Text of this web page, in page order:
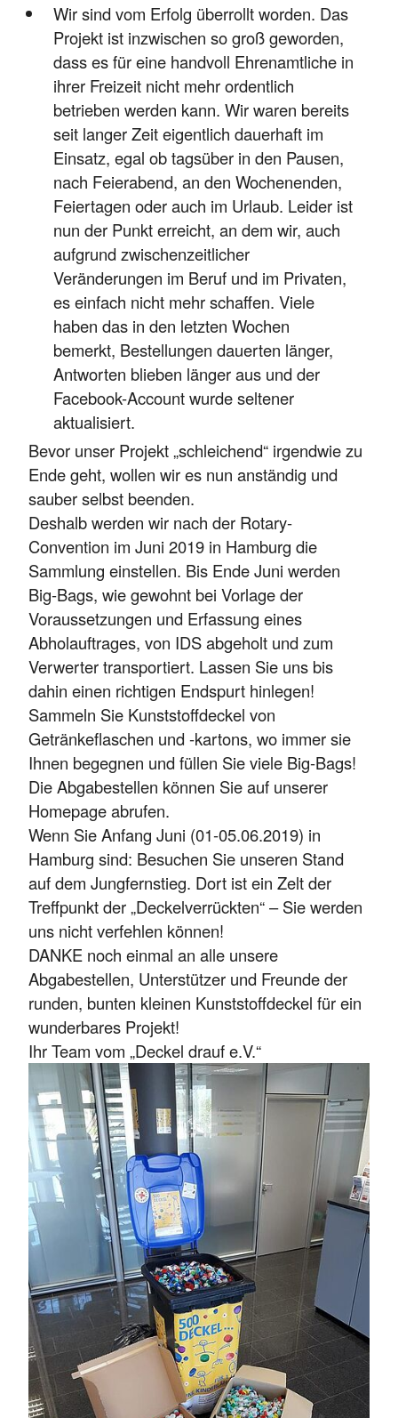
Wir sind vom Erfolg überrollt worden. Das
Projekt ist inzwischen so groß geworden,
dass es für eine handvoll Ehrenamtliche in
ihrer Freizeit nicht mehr ordentlich
betrieben werden kann. Wir waren bereits
seit langer Zeit eigentlich dauerhaft im
Einsatz, egal ob tagsüber in den Pausen,
nach Feierabend, an den Wochenenden,
Feiertagen oder auch im Urlaub. Leider ist
nun der Punkt erreicht, an dem wir, auch
aufgrund zwischenzeitlicher
Veränderungen im Beruf und im Privaten,
es einfach nicht mehr schaffen. Viele
haben das in den letzten Wochen
bemerkt, Bestellungen dauerten länger,
Antworten blieben länger aus und der
Facebook-Account wurde seltener
aktualisiert.
Bevor unser Projekt „schleichend“ irgendwie zu
Ende geht, wollen wir es nun anständig und
sauber selbst beenden.
Deshalb werden wir nach der Rotary-
Convention im Juni 2019 in Hamburg die
Sammlung einstellen. Bis Ende Juni werden
Big-Bags, wie gewohnt bei Vorlage der
Voraussetzungen und Erfassung eines
Abholauftrages, von IDS abgeholt und zum
Verwerter transportiert. Lassen Sie uns bis
dahin einen richtigen Endspurt hinlegen!
Sammeln Sie Kunststoffdeckel von
Getränkeflaschen und -kartons, wo immer sie
Ihnen begegnen und füllen Sie viele Big-Bags!
Die Abgabestellen können Sie auf unserer
Homepage abrufen.
Wenn Sie Anfang Juni (01-05.06.2019) in
Hamburg sind: Besuchen Sie unseren Stand
auf dem Jungfernstieg. Dort ist ein Zelt der
Treffpunkt der „Deckelverrückten“ – Sie werden
uns nicht verfehlen können!
DANKE noch einmal an alle unsere
Abgabestellen, Unterstützer und Freunde der
runden, bunten kleinen Kunststoffdeckel für ein
wunderbares Projekt!
Ihr Team vom „Deckel drauf e.V.“